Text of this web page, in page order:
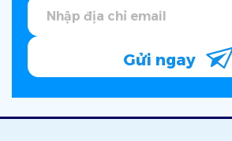
Gửi ngay